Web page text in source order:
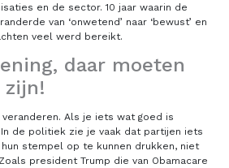
en de sector. 10 jaar waarin de
van ‘onwetend’ naar ‘bewust’ en
veel werd bereikt.
daar moeten
zijn!
Als je iets wat goed is
de politiek zie je vaak dat partijen iets
stempel op te kunnen drukken, niet
president Trump die van Obamacare